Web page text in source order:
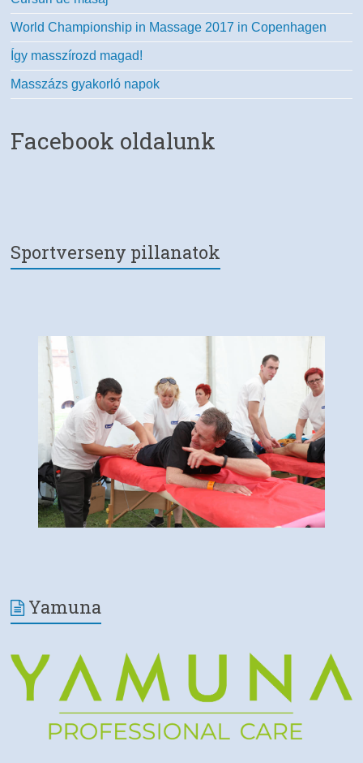
World Championship in Massage 2017 in Copenhagen
Így masszírozd magad!
Masszázs gyakorló napok
Facebook oldalunk
Sportverseny pillanatok
Yamuna